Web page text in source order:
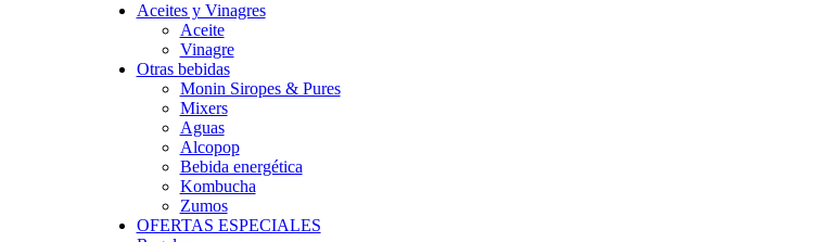
Aceites y Vinagres
Aceite
Vinagre
Otras bebidas
Monin Siropes & Pures
Mixers
Aguas
Alcopop
Bebida energética
Kombucha
Zumos
OFERTAS ESPECIALES